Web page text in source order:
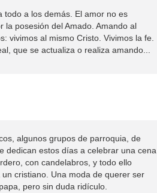
todo a los demás. El amor no es
la posesión del Amado. Amando al
vivimos al mismo Cristo. Vivimos la fe.
que se actualiza o realiza amando...
algunos grupos de parroquia, de
dedican estos días a celebrar una cena
con candelabros, y todo ello
cristiano. Una moda de querer ser
pero sin duda ridículo.